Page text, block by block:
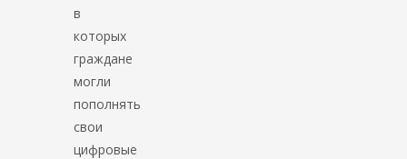
в
которых
граждане
могли
пополнять
свои
цифровые